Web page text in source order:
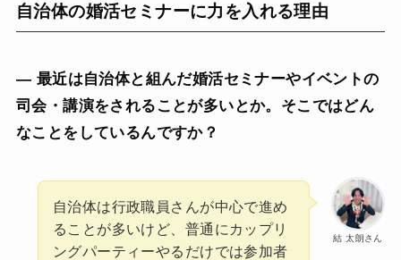
自治体の婚活セミナーに力を入れる理由
— 最近は自治体と組んだ婚活セミナーやイベントの
司会・講演をされることが多いとか。そこではどん
なことをしているんですか？
結 太朗さん
自治体は行政職員さんが中心で進め
ることが多いけど、普通にカップリ
ングパーティーやるだけでは参加者